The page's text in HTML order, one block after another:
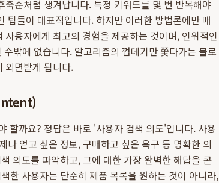
순처럼 생겨납니다. 특정 키워드를 몇 번 반복해야
팁들이 대표적입니다. 하지만 이러한 방법론에만 매
용자에게 최고의 경험을 제공하는 것이며, 인위적인
밖에 없습니다. 알고리즘의 껍데기만 쫓다가는 블로
외면받게 됩니다.
할까요? 정답은 바로 '사용자 검색 의도'입니다. 사용
얻고 싶은 정보, 구매하고 싶은 욕구 등 명확한 의
의도를 파악하고, 그에 대한 가장 완벽한 해답을 콘
한 사용자는 단순히 제품 목록을 원하는 것이 아니라,